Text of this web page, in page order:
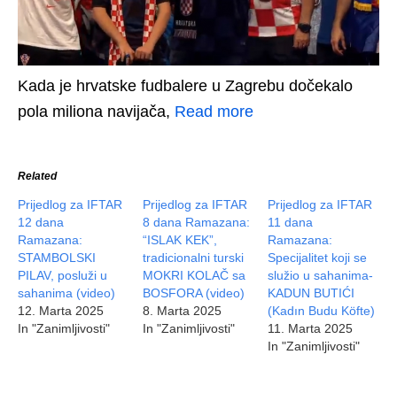
Kada je hrvatske fudbalere u Zagrebu dočekalo
pola miliona navijača, Read more
Related
Prijedlog za IFTAR
12 dana
Ramazana:
STAMBOLSKI
PILAV, posluži u
sahanima (video)
12. Marta 2025
In "Zanimljivosti"
Prijedlog za IFTAR
8 dana Ramazana:
“ISLAK KEK”,
tradicionalni turski
MOKRI KOLAČ sa
BOSFORA (video)
8. Marta 2025
In "Zanimljivosti"
Prijedlog za IFTAR
11 dana
Ramazana:
Specijalitet koji se
služio u sahanima-
KADUN BUTIĆI
(Kadın Budu Köfte)
11. Marta 2025
In "Zanimljivosti"